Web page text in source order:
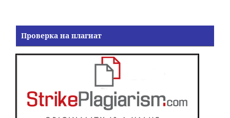
Проверка на плагиат